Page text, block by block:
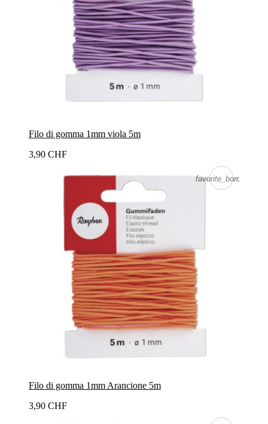
Filo di gomma 1mm viola 5m
3,90 CHF
favorite_border
favorite_border
Filo di gomma 1mm Arancione 5m
3,90 CHF